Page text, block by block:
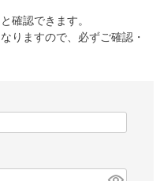
確認できます。
りますので、必ずご確認・